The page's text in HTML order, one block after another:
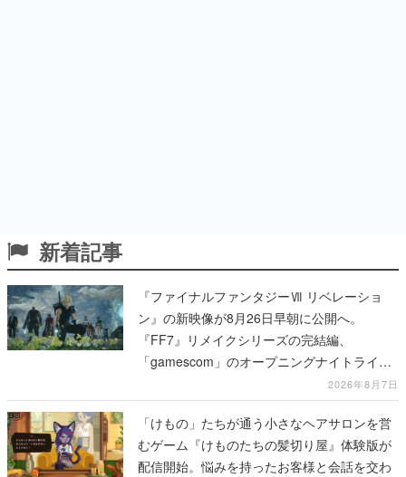
新着記事
『ファイナルファンタジーⅦ リベレーショ
ン』の新映像が8月26日早朝に公開へ。
『FF7』リメイクシリーズの完結編、
「gamescom」のオープニングナイトライブ
にてディレクターの浜口直樹氏が登壇する予
定
2026年8月7日
「けもの」たちが通う小さなヘアサロンを営
むゲーム『けものたちの髪切り屋』体験版が
配信開始。悩みを持ったお客様と会話を交わ